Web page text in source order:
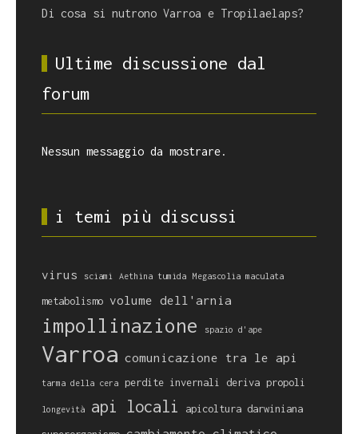
Di cosa si nutrono Varroa e Tropilaelaps?
Ultime discussione dal
forum
Nessun messaggio da mostrare.
i temi più discussi
virus sciami Aethina tumida Megascolia maculata
metabolismo volume dell'arnia
impollinazione spazio d'ape
Varroa comunicazione tra le api
tarma della cera perdite invernali deriva propoli
longevità api locali apicoltura darwiniana